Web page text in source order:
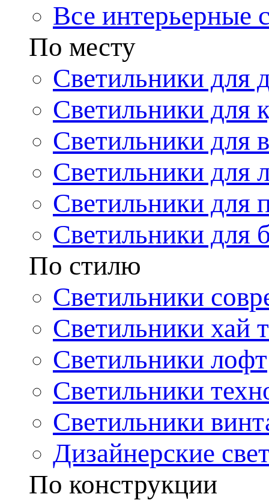
Все интерьерные
По месту
Светильники для
Светильники для
Светильники для
Светильники для
Светильники для
Светильники для
По стилю
Светильники
Светильники хай
Светильники лофт
Светильники
Светильники
Дизайнерские
По конструкции